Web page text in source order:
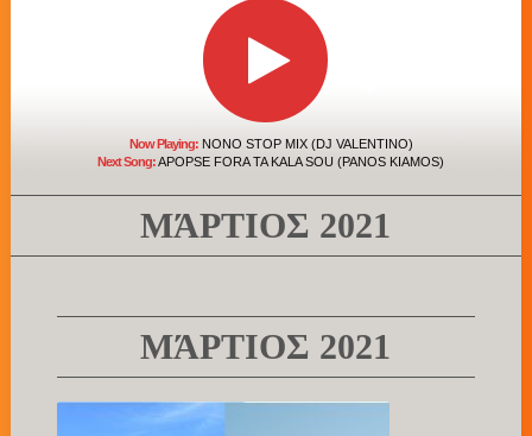
Now Playing:NONO STOP MIX (DJ VALENTINO)
Next Song:APOPSE FORA TA KALA SOU (PANOS KIAMOS)
ΜΆΡΤΙΟΣ 2021
ΜΆΡΤΙΟΣ 2021